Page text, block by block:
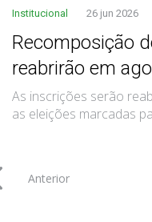
Institucional 26 jun 2026
Recomposição
reabrirão em
As inscrições serão
as eleições marcadas
Anterior